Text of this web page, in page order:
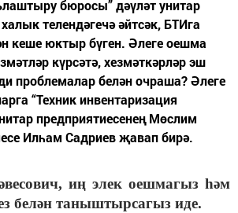
бюросы” дәүләт унитар
телендәгечә әйтсәк, БТИга
кеше юктыр бүген. Әлеге оешма
күрсәтә, хезмәткәрләр эш
проблемалар белән очраша? Әлеге
“Техник инвентаризация
предприятиесенең Мөслим
Илһам Садриев җавап бирә.
иң элек оешмагыз һәм
белән таныштырсагыз иде.